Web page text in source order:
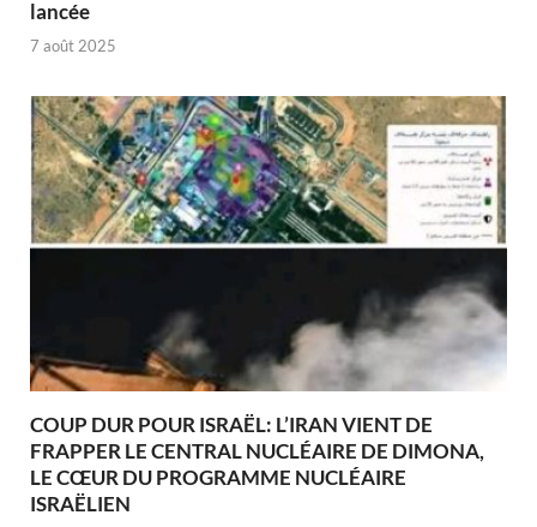
lancée
7 août 2025
COUP DUR POUR ISRAËL: L’IRAN VIENT DE
FRAPPER LE CENTRAL NUCLÉAIRE DE DIMONA,
LE CŒUR DU PROGRAMME NUCLÉAIRE
ISRAËLIEN